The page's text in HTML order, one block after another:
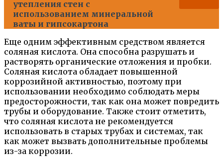
утепления стен с
использованием минеральной
ваты и гипсокартона
Еще одним эффективным средством является
соляная кислота. Она способна разрушать и
растворять органические отложения и пробки.
Соляная кислота обладает повышенной
коррозийной активностью, поэтому при
использовании необходимо соблюдать меры
предосторожности, так как она может повредить
трубы и оборудование. Также стоит отметить,
что соляная кислота не рекомендуется
использовать в старых трубах и системах, так
как может вызвать дополнительные проблемы
из-за коррозии.